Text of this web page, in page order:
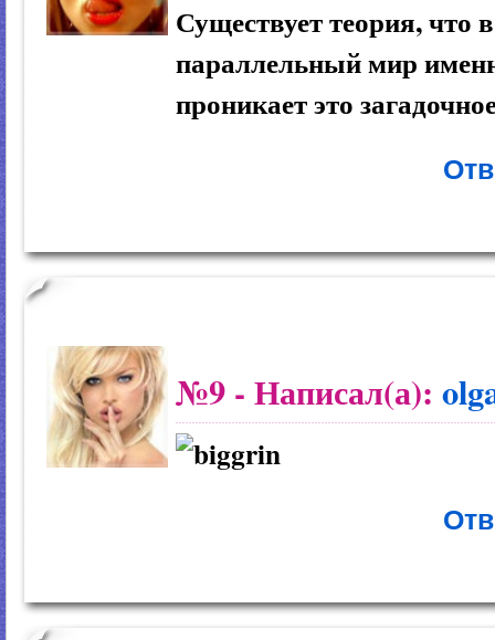
Существует теория, что
параллельный мир
проникает это
№9 - Написал(а):